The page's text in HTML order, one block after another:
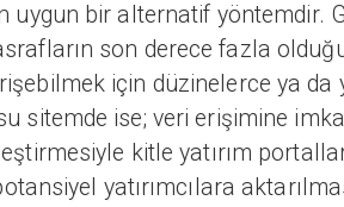
uygun bir alternatif yöntemdir.
son derece fazla
için düzinelerce ya da
sitemde ise; veri erişimine
kitle yatırım
yatırımcılara